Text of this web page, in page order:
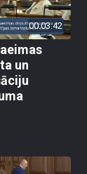
00:03:42
un